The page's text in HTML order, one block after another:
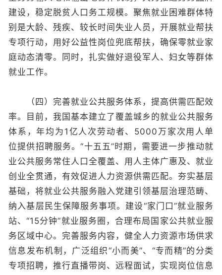
建设，稳定脱贫人口务工规模。聚焦就业困难群体特
别是大龄、残疾、较长时间失业人员，开展就业帮扶
专项行动，用好公益性岗位兜底帮扶，确保零就业家
庭动态清零。同时，扎实做好退役军人、妇女等群体
就业工作。
（四）完善就业公共服务体系，提高供需匹配效
率。目前，我国基本建立了覆盖城乡的就业公共服务
体系，年均为1亿人次劳动者、5000万家次用人单
位提供招聘服务。“十五五”时期，需要进一步推动就
业公共服务常住人口全覆盖、用人主体广惠及、就业
创业全贯通，有效促进人力资源供需匹配。夯实基层
基础，将就业公共服务融入党建引领基层治理范畴、
纳入基层民生保障服务事项。建设“家门口”就业服务
站、“15分钟”就业服务圈，合理布局国家公共就业服
务区域中心。完善服务内容，健全人力资源市场供求
信息发布机制，广泛组织“小而美”、“专而精”的分类
专项招聘，推行直播带岗、远程面试，实现岗位信息